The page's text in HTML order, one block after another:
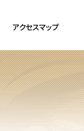
アクセスマップ